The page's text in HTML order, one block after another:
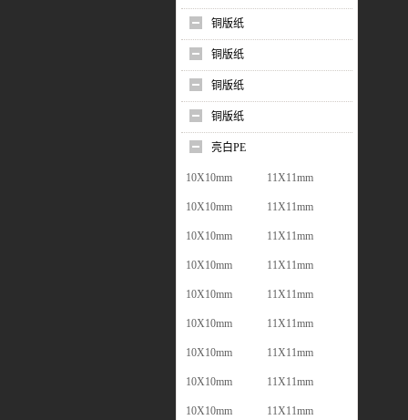
铜版纸
铜版纸
铜版纸
铜版纸
亮白PE
10X10mm 11X11mm
10X10mm 11X11mm
10X10mm 11X11mm
10X10mm 11X11mm
10X10mm 11X11mm
10X10mm 11X11mm
10X10mm 11X11mm
10X10mm 11X11mm
10X10mm 11X11mm